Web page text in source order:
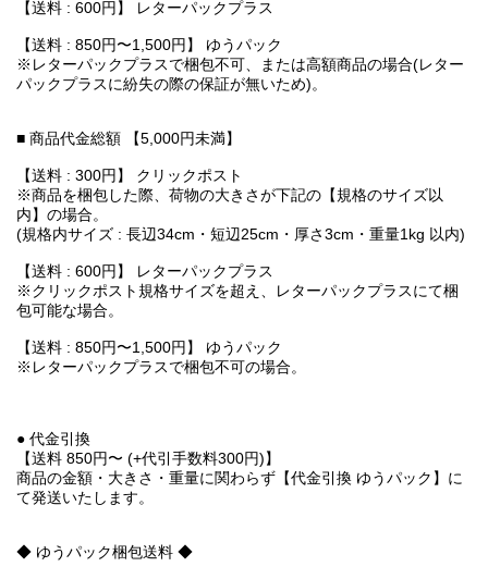
【送料 : 600円】 レターパックプラス
【送料 : 850円〜1,500円】 ゆうパック
※レターパックプラスで梱包不可、または高額商品の場合(レター
パックプラスに紛失の際の保証が無いため)。
■ 商品代金総額 【5,000円未満】
【送料 : 300円】 クリックポスト
※商品を梱包した際、荷物の大きさが下記の【規格のサイズ以
内】の場合。
(規格内サイズ : 長辺34cm・短辺25cm・厚さ3cm・重量1kg 以内)
【送料 : 600円】 レターパックプラス
※クリックポスト規格サイズを超え、レターパックプラスにて梱
包可能な場合。
【送料 : 850円〜1,500円】 ゆうパック
※レターパックプラスで梱包不可の場合。
● 代金引換
【送料 850円〜 (+代引手数料300円)】
商品の金額・大きさ・重量に関わらず【代金引換 ゆうパック】に
て発送いたします。
◆ ゆうパック梱包送料 ◆